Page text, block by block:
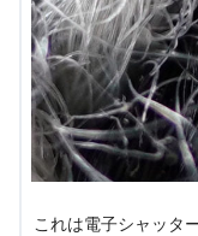
これは電子シャッタ